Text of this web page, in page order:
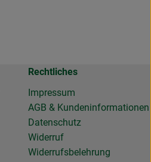
Rechtliches
Impressum
AGB & Kundeninformationen
Datenschutz
Widerruf
Widerrufsbelehrung